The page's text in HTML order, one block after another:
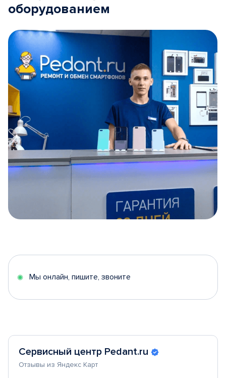
оборудованием
5
Мы онлайн, пишите, звоните
Сервисный центр Pedant.ru
Отзывы из Яндекс Карт